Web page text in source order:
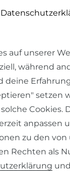
auf unserer
während
deine
setzen
Cookies.
anpassen
zu den
Rechten als